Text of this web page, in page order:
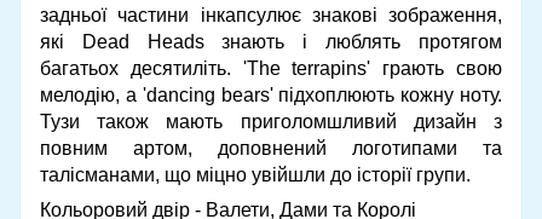
задньої частини інкапсулює знакові зображення,
які Dead Heads знають і люблять протягом
багатьох десятиліть. 'The terrapins' грають свою
мелодію, а 'dancing bears' підхоплюють кожну ноту.
Тузи також мають приголомшливий дизайн з
повним артом, доповнений логотипами та
талісманами, що міцно увійшли до історії групи.
Кольоровий двір - Валети, Дами та Королі